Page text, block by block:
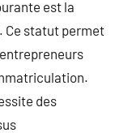
est la
Ce statut permet
des